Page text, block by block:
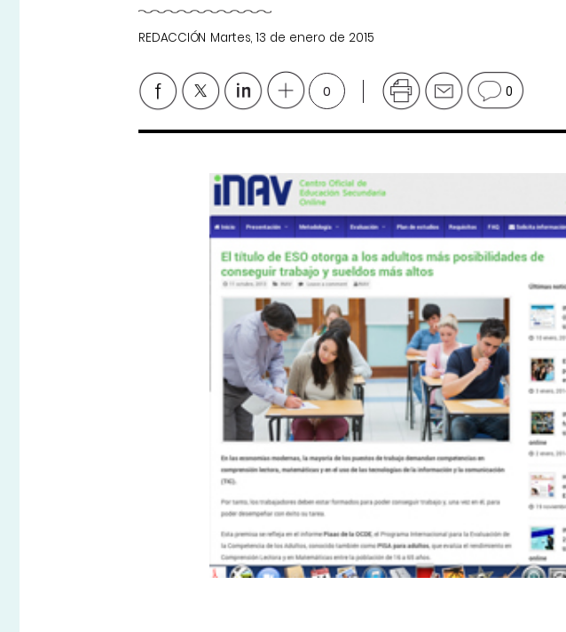
REDACCIÓN Martes, 13 de enero de 2015
0 0